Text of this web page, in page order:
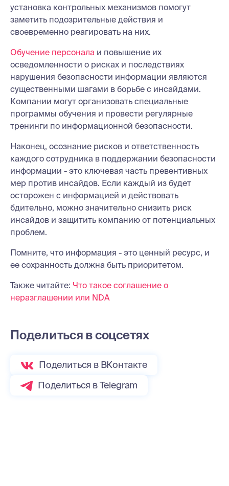
установка контрольных механизмов помогут
заметить подозрительные действия и
своевременно реагировать на них.
Обучение персонала и повышение их
осведомленности о рисках и последствиях
нарушения безопасности информации являются
существенными шагами в борьбе с инсайдами.
Компании могут организовать специальные
программы обучения и провести регулярные
тренинги по информационной безопасности.
Наконец, осознание рисков и ответственность
каждого сотрудника в поддержании безопасности
информации - это ключевая часть превентивных
мер против инсайдов. Если каждый из будет
осторожен с информацией и действовать
бдительно, можно значительно снизить риск
инсайдов и защитить компанию от потенциальных
проблем.
Помните, что информация - это ценный ресурс, и
ее сохранность должна быть приоритетом.
Также читайте: Что такое соглашение о
неразглашении или NDA
Поделиться в соцсетях
Поделиться в ВКонтакте
Поделиться в Telegram